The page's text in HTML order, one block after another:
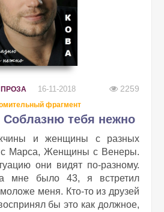
16-11-2018 2259
фрагмент
Соблазню тебя нежно
и женщины с разных
с Марса, Женщины с Венеры.
они видят по-разному.
мне было 43, я встретил
меня. Кто-то из друзей
бы это как должное,